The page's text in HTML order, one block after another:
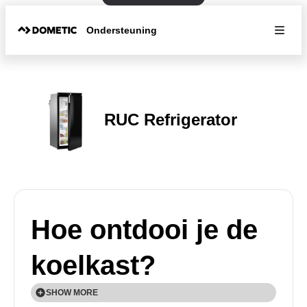
Ondersteuning
RUC Refrigerator
Hoe ontdooi je de
koelkast?
SHOW MORE